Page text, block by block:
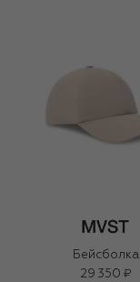
Бейсболка
29 350 ₽